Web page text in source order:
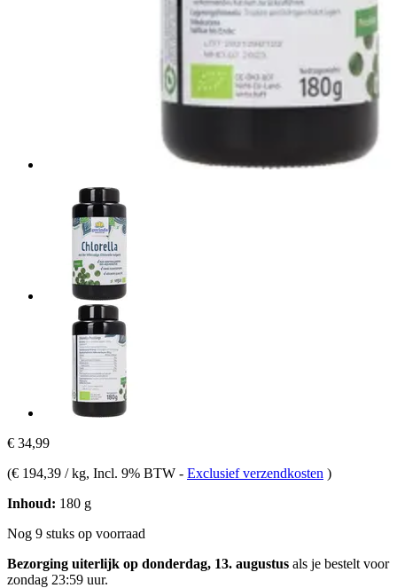
€ 34,99
(€ 194,39 / kg, Incl. 9% BTW - Exclusief verzendkosten )
Inhoud: 180 g
Nog 9 stuks op voorraad
Bezorging uiterlijk op donderdag, 13. augustus als je bestelt voor
zondag 23:59 uur.